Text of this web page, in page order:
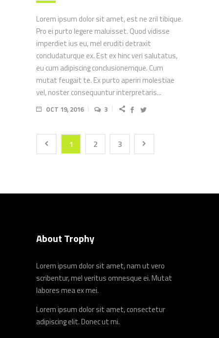
Lorem ipsum dolor sit amet, est ne zril tibique.
Pro ei purto legere maluisset. Quod vidisse
imperdiet ius eu, mel eruditi detraxit
concludaturque ex. Est ex hinc veri salutatus,
eu cum adipiscing conclusionemque. Cum
mutat feugait te. Ex purto aperiri molestiae
vel, noster consequuntur interpretaris...
OCT 19, 2016 3
1 2 3
About Trophy
Lorem ipsum dolor sit amet, nam ut vero
scribentur, mel veritus omnesque ei. Mutat
labores mea ex mei.
Lorem ipsum dolor sit amet, consectetur
adipiscing elit. Donec ut mi.